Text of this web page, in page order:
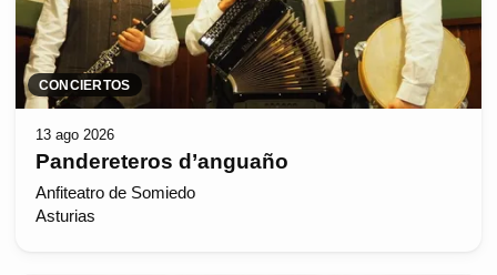
CONCIERTOS
13 ago 2026
Pandereteros d’anguaño
Anfiteatro de Somiedo
Asturias